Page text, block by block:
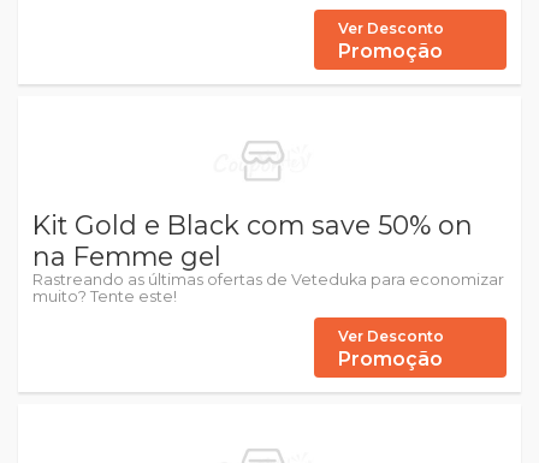
Ver Desconto
Promoção
Kit Gold e Black com save 50% on
na Femme gel
Rastreando as últimas ofertas de Veteduka para economizar
muito? Tente este!
Ver Desconto
Promoção